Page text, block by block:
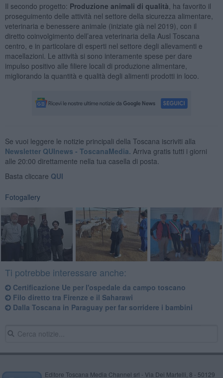
Il secondo progetto: Produzione animali di qualità , ha favorito il
proseguimento delle attività nel settore della sicurezza alimentare,
veterinaria e benessere animale (iniziate già nel 2019), con il
diretto coinvolgimento dell’area veterinaria della Ausl Toscana
centro, e in particolare di esperti nel settore degli allevamenti e
macellazioni. Le attività si sono interamente spese per dare
impulso positivo alle filiere locali di produzione alimentare,
migliorando la quantità e qualità degli alimenti prodotti in loco.
Se vuoi leggere le notizie principali della Toscana iscriviti alla
Newsletter QUInews - ToscanaMedia. Arriva gratis tutti i giorni
alle 20:00 direttamente nella tua casella di posta.
Basta cliccare QUI
Fotogallery
Ti potrebbe interessare anche:
Certificazione Ue per l'ospedale da campo toscano
Filo diretto tra Firenze e il Saharawi
Dalla Toscana in Paraguay per far sorridere i bambini
Editore Toscana Media Channel srl - Via Dei Martelli, 8 - 50129